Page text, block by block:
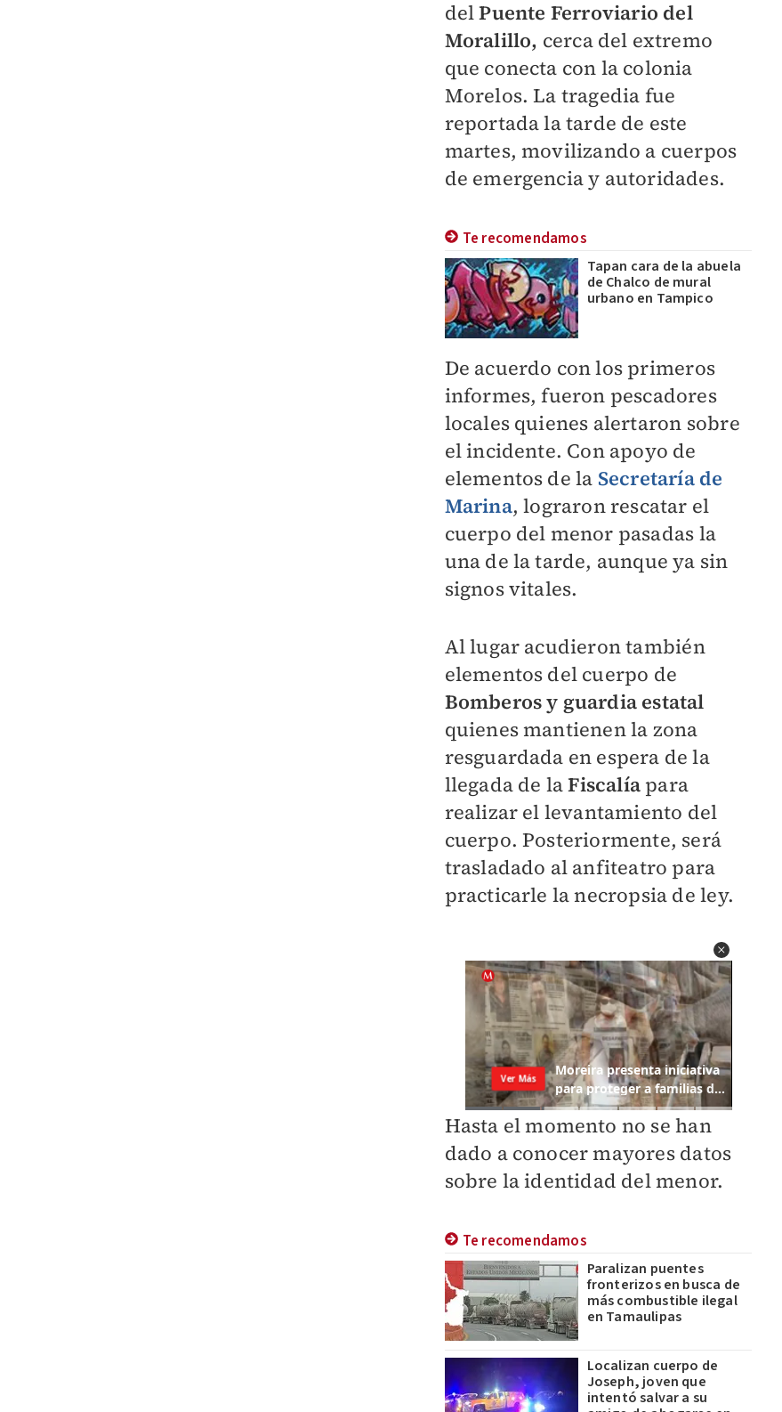
delPuente Ferroviario del
Moralillo, cerca del extremo
que conecta con la colonia
Morelos. La tragedia fue
reportada la tarde de este
martes, movilizando a cuerpos
de emergencia y autoridades.
Te recomendamos
Tapan cara de la abuela
de Chalco de mural
urbano en Tampico
De acuerdo con los primeros
informes, fueron pescadores
locales quienes alertaron sobre
el incidente. Con apoyo de
elementos de la Secretaría de
Marina, lograron rescatar el
cuerpo del menor pasadas la
una de la tarde, aunque ya sin
signos vitales.
Al lugar acudieron también
elementos del cuerpo de
Bomberos y guardia estatal
quienes mantienen la zona
resguardada en espera de la
llegada de laFiscalíapara
realizar el levantamiento del
cuerpo. Posteriormente, será
trasladado al anfiteatro para
practicarle la necropsia de ley.
Hasta el momento no se han
dado a conocer mayores datos
sobre la identidad del menor.
Te recomendamos
Paralizan puentes
fronterizos en busca de
más combustible ilegal
en Tamaulipas
Localizan cuerpo de
Joseph, joven que
intentó salvar a su